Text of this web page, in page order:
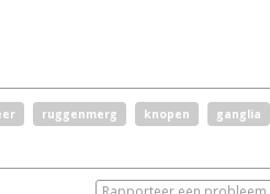
ruggenmerg knopen ganglia